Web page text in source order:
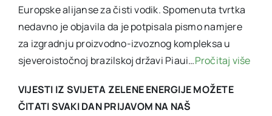
Europske alijanse za čisti vodik. Spomenuta tvrtka
nedavno je objavila da je potpisala pismo namjere
za izgradnju proizvodno-izvoznog kompleksa u
sjeveroistočnoj brazilskoj državi Piaui…Pročitaj više
VIJESTI IZ SVIJETA ZELENE ENERGIJE MOŽETE
ČITATI SVAKI DAN PRIJAVOM NA NAŠ